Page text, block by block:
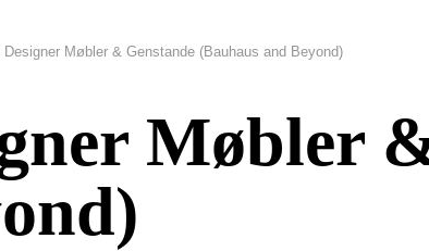
Møbler & Genstande (Bauhaus and Beyond)
Møbler